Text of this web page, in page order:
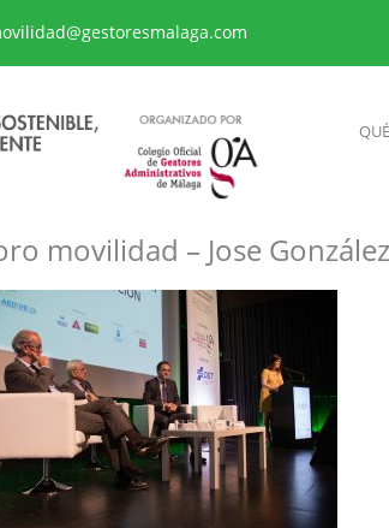
movilidad – Jose